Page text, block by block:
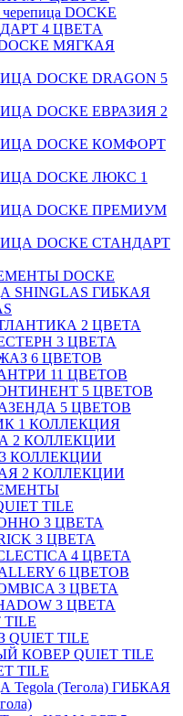
DOCKE
4 ЦВЕТA
МЯГКАЯ
DOCKE DRAGON 5
DOCKE ЕВРАЗИЯ 2
DOCKE КОМФОРТ
DOCKE ЛЮКС 1
DOCKE ПРЕМИУМ
DOCKE СТАНДАРТ
DOCKE
ГИБКАЯ
2 ЦВЕТА
3 ЦВЕТА
6 ЦВЕТОВ
11 ЦВЕТОВ
5 ЦВЕТОВ
5 ЦВЕТОВ
1 КОЛЛЕКЦИЯ
2 КОЛЛЕКЦИИ
КОЛЛЕКЦИИ
2 КОЛЛЕКЦИИ
TILE
3 ЦВЕТА
3 ЦВЕТА
4 ЦВЕТА
6 ЦВЕТОВ
3 ЦВЕТА
3 ЦВЕТА
TILE
КОВЕР QUIET TILE
TILE
ГИБКАЯ